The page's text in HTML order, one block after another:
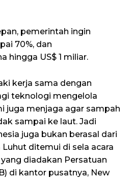
pemerintah ingin
70%, dan
hingga US$ 1 miliar.
kerja sama dengan
teknologi mengelola
juga menjaga agar sampah
sampai ke laut. Jadi
juga bukan berasal dari
Luhut ditemui di sela acara
diadakan Persatuan
di kantor pusatnya, New